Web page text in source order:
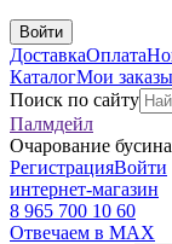
Войти
ДоставкаОплата
КаталогМои заказы
Поиск по сайту
Палмдейл
Очарование
РегистрацияВойти
интернет-магазин
8 965 700 10 60
Отвечаем в MAX